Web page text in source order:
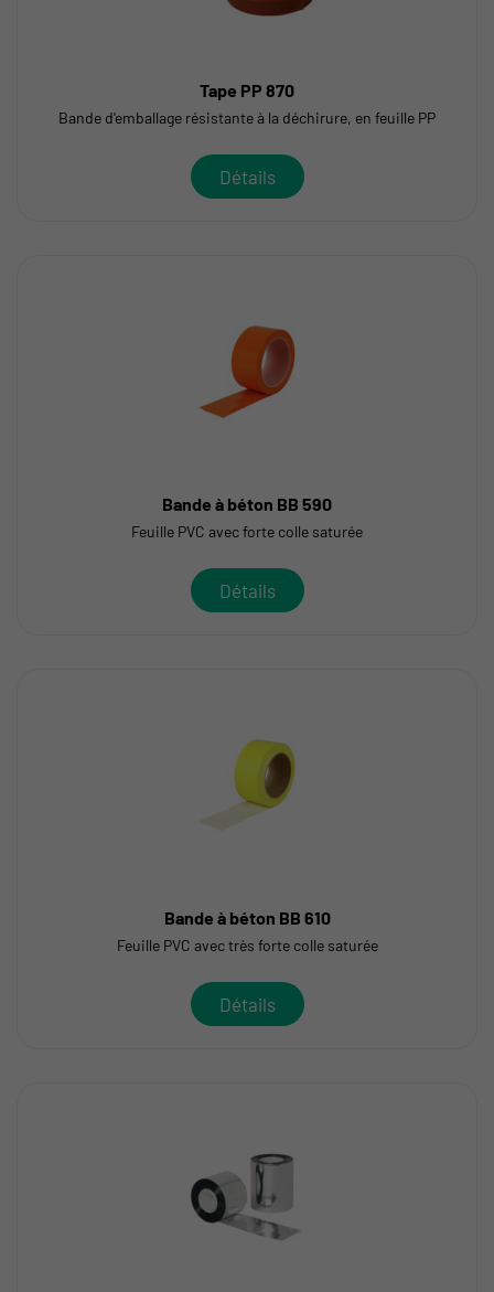
Tape PP 870
Bande d'emballage résistante à la déchirure, en feuille PP
Détails
Bande à béton BB 590
Feuille PVC avec forte colle saturée
Détails
Bande à béton BB 610
Feuille PVC avec très forte colle saturée
Détails